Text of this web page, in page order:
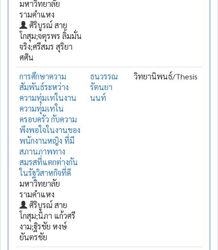
มหาวิทยาลัย
รามคำแหง
ศิริบูรณ์ สาย
โกสุม;จตุรพร ลิ้มมั่น
จริง;ศรีสมร สุริยา
ศศิน
การศึกษาความ
สัมพันธ์ระหว่าง
ความทุ่มเทในงาน
ความทุ่มเทใน
ครอบครัว กับความ
พึงพอใจในงานของ
พนักงานหญิง ที่มี
สภานภาพทาง
สมรสที่แตกต่างกัน
ในรัฐวิสาหกิจที่ดี
มหาวิทยาลัย
รามคำแหง
ศิริบูรณ์ สาย
โกสุม;นิภา แก้วศรี
งาม;ฐิรชัย หงษ์
ยันตรชัย
ธนวรรณ
รัตนยา
นนท์
วิทยานิพนธ์/Thesis